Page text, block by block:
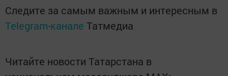
Следите за самым важным и интересным в
Telegram-канале Татмедиа
Читайте новости Татарстана в